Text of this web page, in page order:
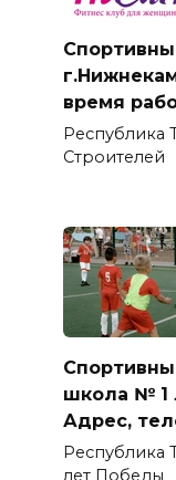
время
Республика
Строителей
школа № 1
Адрес,
Республика
лет Победы